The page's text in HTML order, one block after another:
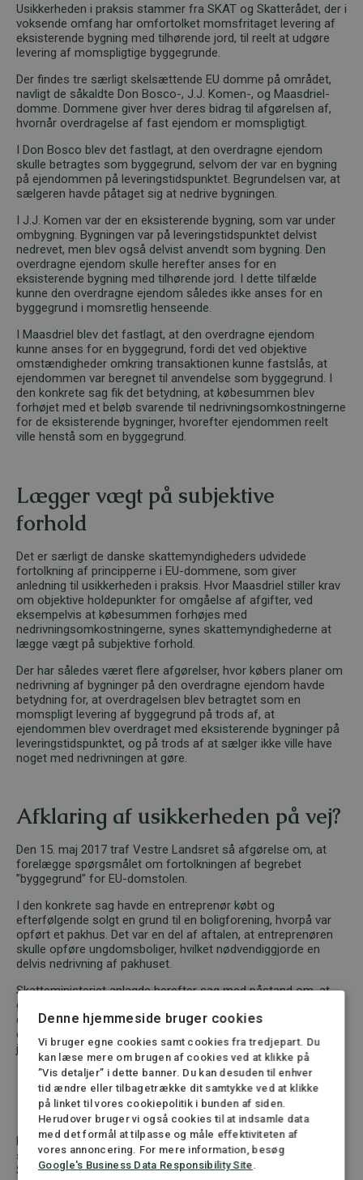
Usikkerheden i praksis stammer fra SKAT og Skatterådet, der i
voksende omfang har omfortolket momsfritaget levering af
eksisterende bygning med tilhørende jord, til reelt at udgøre
levering af momspligtige byggegrunde.
Der findes tre særligt skelsættende EU domme på området,
navligt de såkaldte Don Bosco-, J.J. Komen-, og Maasdriel-
domme. Dommene giver hver deres bidrag til afgørelsen af,
hvornår overdragelse af fast ejendom er momspligtigt.
I Don Bosco blev det fastlagt, at den overdragne ejendom
skulle betragtes som byggegrund, selvom der var en bygning
på ejendommen på leveringstidspunktet. Begrundelsen var, at
sælgeren havde påtaget sig at nedrive bygningen.
I J.J. Komen var der en eksisterende bygning, som var under
ombygning. Bygningen var på leveringstidspunktet delvist
nedrevet, men blev også delvist anvendt som bygning. Den
overdragne ejendom skulle herefter anses for en
eksisterende bygning med tilhørende jord. I dette tilfælde
kunne den overdragne ejendom således ikke anses for en
byggegrund i momsretlig henseende.
I Maasdriel blev det fastlagt, at den overdragne ejendom
kunne anses for en byggegrund, fordi det ved objektive
omstændigheder omkring transaktionen kunne fastslås, at
ejendommen var beregnet til anvendelse som byggegrund. I
den konkrete sag fik det betydning, at købesummen blev
forhøjet med et beløb svarende til nedrivningsomkostningerne
for de eksisterende bygninger, hvorefter ejendommen reelt
ville henstå som en byggegrund.
Lægger vægt på subjektive
forhold
Det er særligt de danske skattemyndigheders udvidede
fortolkning af principperne i EU-dommene, som giver
anledning til usikkerheden i praksis. Hvor Maasdriel stiller krav
om objektive holdepunkter for omgåelse af afgifter, ved
eksempelvis at købesummen forhøjes med
nedrivningsomkostningerne, synes skattemyndighederne at
lægge vægt på subjektive forhold.
Der har således været flere afgørelser, hvor købers planer om
nedrivning af bygninger på den overdragne ejendom havde
betydning for, at overdragelsen blev betragtet som en
momspligt levering af byggegrund på trods af, at
ejendommen blev overdraget med eksisterende bygninger på
leveringstidspunktet, og på trods af at sælger ikke ville have
noget med nedrivningen at gøre.
Afklaring af usikkerheden på vej?
Den 15. maj 2017 traf Vestre Landsret så afgørelse om, at
forelægge spørgsmålet om fortolkningen af begrebet
”byggegrund” for EU-domstolen.
I den konkrete sag havde en entreprenør købt og
efterfølgende solgt en grund til en boligforening, hvorpå var
opført et pakhus. Det var en del af aftalen, at entreprenøren
skulle opføre ungdomsboliger, hvilket nødvendiggjorde en
delvis nedrivning af pakhuset.
Skatteministeriet anlagde herefter sag med påstand om, at
grunden skulle anses for en byggegrund, og at overdragelsen
dermed var momspligtig. Entreprenøren fastholdt, at
overdragelse vedrørte en eksisterede bygning med tilhørende
jord, og at overdragelsen dermed var momsfri.
Fortolkning af ”byggegrund”
Landsretten anførte, at det var af afgørende betydning for
sagen, hvorledes begrebet ”byggegrund” skal fortolkes.
Spørgsmålet var, hvorvidt det ville være foreneligt med
Denne hjemmeside bruger cookies
Vi bruger egne cookies samt cookies fra tredjepart. Du
kan læse mere om brugen af cookies ved at klikke på
”Vis detaljer” i dette banner. Du kan desuden til enhver
tid ændre eller tilbagetrække dit samtykke ved at klikke
på linket til vores cookiepolitik i bunden af siden.
Herudover bruger vi også cookies til at indsamle data
med det formål at tilpasse og måle effektiviteten af
vores annoncering. For mere information, besøg
Google's Business Data Responsibility Site